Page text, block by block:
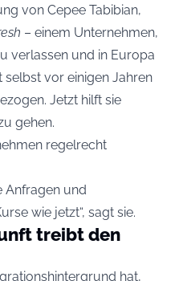
von Cepee Tabibian,
– einem Unternehmen,
verlassen und in Europa
selbst vor einigen Jahren
Jetzt hilft sie
gehen.
regelrecht
Anfragen und
wie jetzt“, sagt sie.
treibt den
hat,